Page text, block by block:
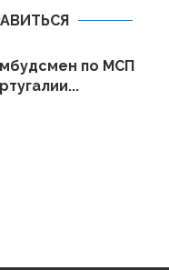
по МСП